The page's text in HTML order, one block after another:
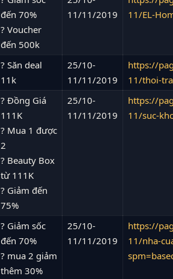
đến 70%
? Voucher
đến 500k
11/11/2019
11/EL-
? Săn deal
11k
25/10-
11/11/2019
https://
11/thoi-
? Đồng Giá
111K
? Mua 1 được
2
? Beauty Box
từ 111K
? Giảm đến
75%
25/10-
11/11/2019
https://
11/suc-
? Giảm sốc
đến 70%
? mua 2 giảm
thêm 30%
25/10-
11/11/2019
https://
11/nha-